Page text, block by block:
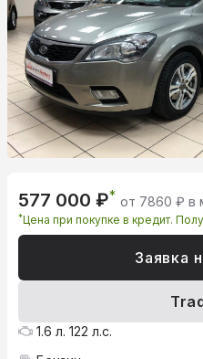
577 000 ₽* от 7860 ₽ в
*Цена при покупке в кредит.
Заявка
1.6 л. 122 л.с.